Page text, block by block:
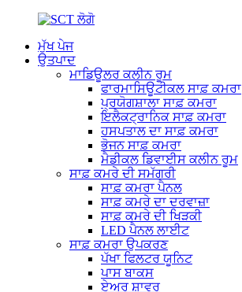
ਮੁੱਖ ਪੇਜ
ਉਤਪਾਦ
ਮਾਡਿਊਲਰ ਕਲੀਨ ਰੂਮ
ਫਾਰਮਾਸਿਊਟੀਕਲ ਸਾਫ਼ ਕਮਰਾ
ਪ੍ਰਯੋਗਸ਼ਾਲਾ ਸਾਫ਼ ਕਮਰਾ
ਇਲੈਕਟ੍ਰਾਨਿਕ ਸਾਫ਼ ਕਮਰਾ
ਹਸਪਤਾਲ ਦਾ ਸਾਫ਼ ਕਮਰਾ
ਭੋਜਨ ਸਾਫ਼ ਕਮਰਾ
ਮੈਡੀਕਲ ਡਿਵਾਈਸ ਕਲੀਨ ਰੂਮ
ਸਾਫ਼ ਕਮਰੇ ਦੀ ਸਮੱਗਰੀ
ਸਾਫ਼ ਕਮਰਾ ਪੈਨਲ
ਸਾਫ਼ ਕਮਰੇ ਦਾ ਦਰਵਾਜ਼ਾ
ਸਾਫ਼ ਕਮਰੇ ਦੀ ਖਿੜਕੀ
LED ਪੈਨਲ ਲਾਈਟ
ਸਾਫ਼ ਕਮਰਾ ਉਪਕਰਣ
ਪੱਖਾ ਫਿਲਟਰ ਯੂਨਿਟ
ਪਾਸ ਬਾਕਸ
ਏਅਰ ਸ਼ਾਵਰ